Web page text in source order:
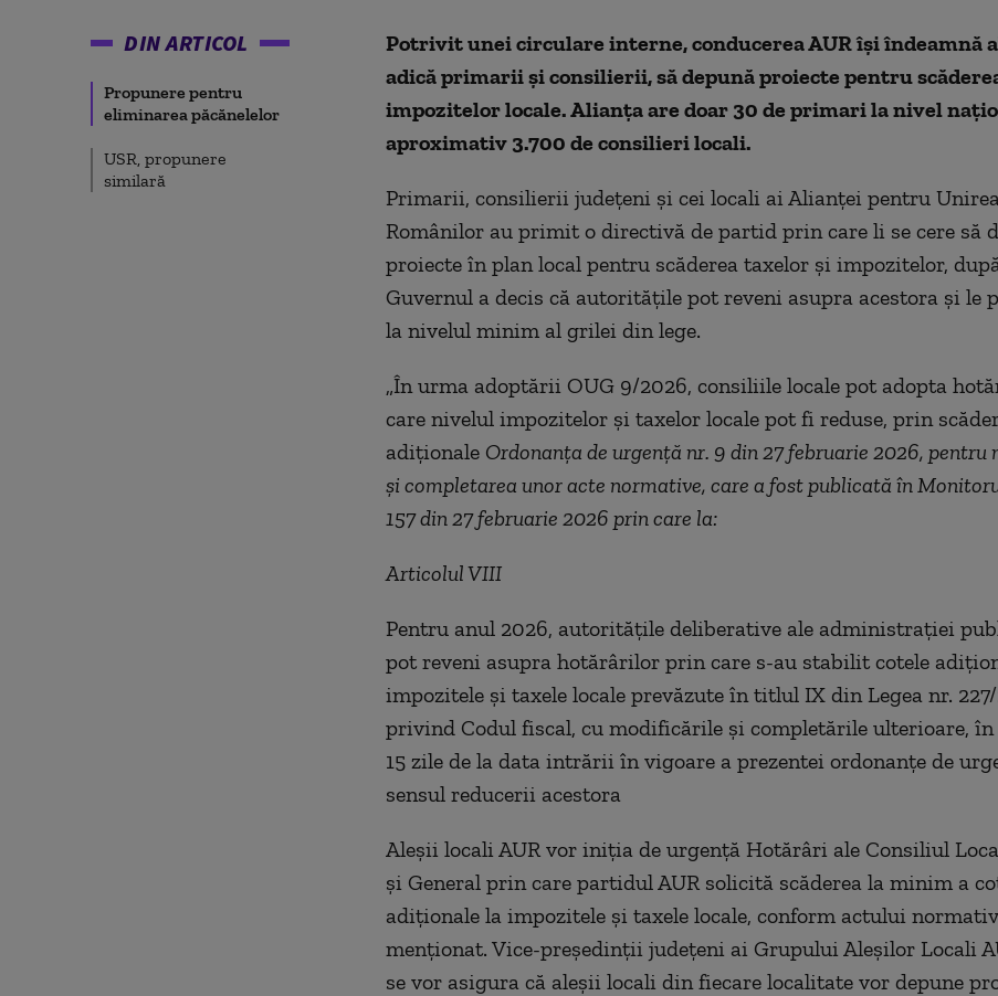
DIN ARTICOL
Propunere pentru
eliminarea păcănelelor
USR, propunere
similară
Potrivit unei circulare interne, conducerea AUR își îndeamnă
adică primarii și consilierii, să depună proiecte pentru
impozitelor locale. Alianța are doar 30 de primari la nivel
aproximativ 3.700 de consilieri locali.
Primarii, consilierii județeni și cei locali ai Alianței pentru
Românilor au primit o directivă de partid prin care li se cere să
proiecte în plan local pentru scăderea taxelor și impozitelor,
Guvernul a decis că autoritățile pot reveni asupra acestora și le
la nivelul minim al grilei din lege.
„În urma adoptării OUG 9/2026, consiliile locale pot adopta
care nivelul impozitelor și taxelor locale pot fi reduse, prin
adiționale Ordonanța de urgență nr. 9 din 27 februarie 2026, pentru
și completarea unor acte normative, care a fost publicată în
157din 27 februarie 2026 prin care la:
Articolul VIII
Pentru anul 2026, autoritățile deliberative ale administrației
pot reveni asupra hotărârilor prin care s-au stabilit cotele
impozitele și taxele locale prevăzute în titlul IX din Legea nr.
privind Codul fiscal, cu modificările și completările ulterioare, în
15 zile de la data intrării în vigoare a prezentei ordonanțe de
sensul reducerii acestora
Aleșii locali AUR vor iniția de urgență Hotărâri ale Consiliul
și General prin care partidul AUR solicită scăderea la minim a
adiționale la impozitele și taxele locale, conform actului normativ
menționat. Vice-președinții județeni ai Grupului Aleșilor Locali
se vor asigura că aleșii locali din fiecare localitate vor depune